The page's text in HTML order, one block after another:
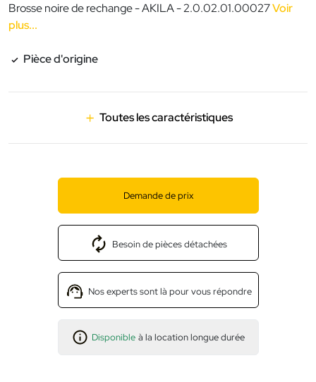
Brosse noire de rechange - AKILA - 2.0.02.01.00027Voir
plus...
Pièce d'origine
Toutes les caractéristiques
Demande de prix
Besoin de pièces détachées
Nos experts sont là pour vous répondre
Disponible à la location longue durée